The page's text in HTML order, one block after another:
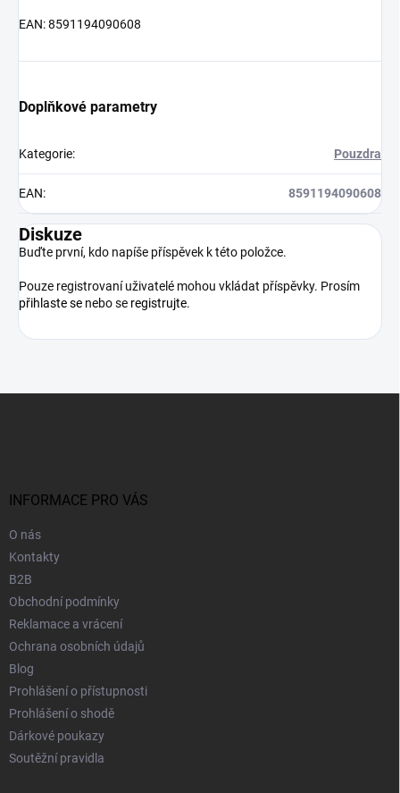
EAN: 8591194090608
Doplňkové parametry
Kategorie: Pouzdra
EAN: 8591194090608
Diskuze
Buďte první, kdo napíše příspěvek k této položce.
Pouze registrovaní uživatelé mohou vkládat příspěvky. Prosím
přihlaste se nebo se registrujte.
INFORMACE PRO VÁS
O nás
Kontakty
B2B
Obchodní podmínky
Reklamace a vrácení
Ochrana osobních údajů
Blog
Prohlášení o přístupnosti
Prohlášení o shodě
Dárkové poukazy
Soutěžní pravidla